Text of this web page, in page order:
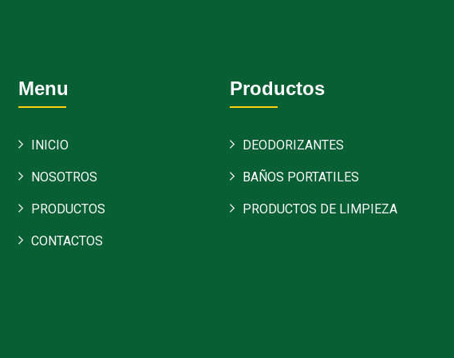
Menu
INICIO
NOSOTROS
PRODUCTOS
CONTACTOS
Productos
DEODORIZANTES
BAÑOS PORTATILES
PRODUCTOS DE LIMPIEZA